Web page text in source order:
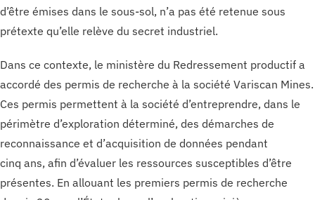
d’être émises dans le sous-sol, n’a pas été retenue sous
prétexte qu’elle relève du secret industriel.
Dans ce contexte, le ministère du Redressement productif a
accordé des permis de recherche à la société Variscan Mines.
Ces permis permettent à la société d’entreprendre, dans le
périmètre d’exploration déterminé, des démarches de
reconnaissance et d’acquisition de données pendant
cinq ans, afin d’évaluer les ressources susceptibles d’être
présentes. En allouant les premiers permis de recherche